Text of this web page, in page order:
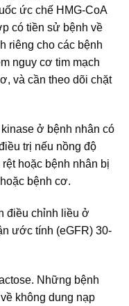
ức chế HMG-CoA
có tiền sử bệnh về
riêng cho các bệnh
nguy cơ tim mạch
và cần theo dõi chặt
ở bệnh nhân có
trị nếu nồng độ
hoặc bệnh nhân bị
bệnh cơ.
điều chỉnh liều ở
ước tính (eGFR) 30-
Những bệnh
không dung nạp